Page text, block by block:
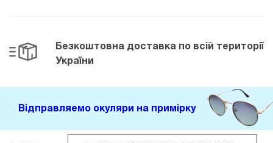
Безкоштовна доставка по всій території
України
Відправляемо окуляри на примірку